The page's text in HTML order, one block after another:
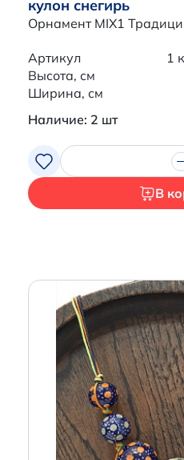
кулон снегирь
Орнамент MIX1
Артикул
1
Высота, см
Ширина, см
Наличие: 2 шт
В